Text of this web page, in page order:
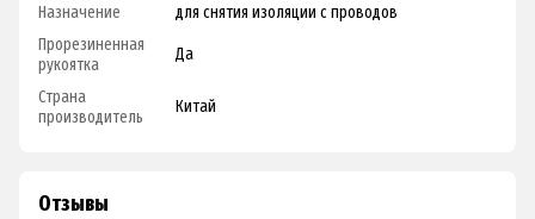
Назначение
для снятия изоляции с проводов
Прорезиненная
рукоятка
Да
Страна
производитель
Китай
Отзывы